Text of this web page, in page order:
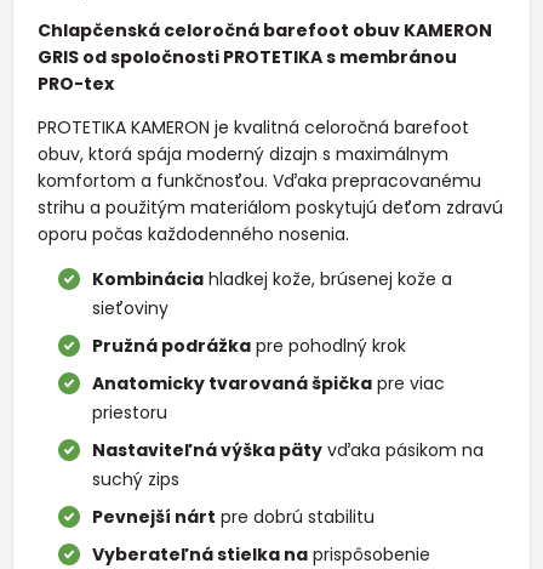
Chlapčenská celoročná barefoot obuv KAMERON
GRIS od spoločnosti PROTETIKA s membránou
PRO-tex
PROTETIKA KAMERON je kvalitná celoročná barefoot
obuv, ktorá spája moderný dizajn s maximálnym
komfortom a funkčnosťou. Vďaka prepracovanému
strihu a použitým materiálom poskytujú deťom zdravú
oporu počas každodenného nosenia.
Kombinácia hladkej kože, brúsenej kože a
sieťoviny
Pružná podrážka pre pohodlný krok
Anatomicky tvarovaná špička pre viac
priestoru
Nastaviteľná výška päty vďaka pásikom na
suchý zips
Pevnejší nárt pre dobrú stabilitu
Vyberateľná stielka na prispôsobenie